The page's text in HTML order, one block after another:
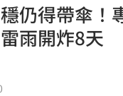
仍得帶傘！
雨開炸8天